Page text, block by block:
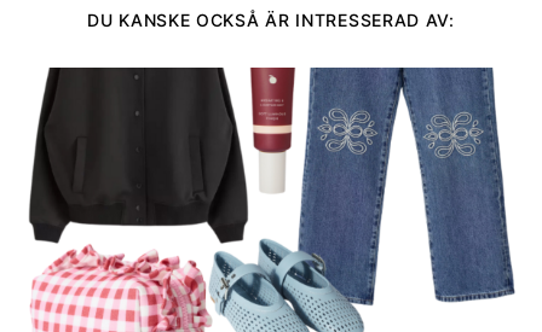
DU KANSKE OCKSÅ ÄR INTRESSERAD AV: